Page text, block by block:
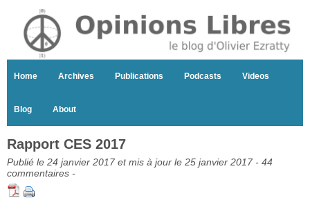
Home Archives Publications Podcasts Videos
Blog About
Rapport CES 2017
Publié le 24 janvier 2017 et mis à jour le 25 janvier 2017 - 44
commentaires -